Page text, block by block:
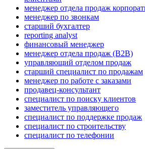
менеджер отдела продаж
менеджер по звонкам
старший бухгалтер
reporting analyst
финансовый менеджер
менеджер отдела продаж (B2B)
управляющий отделом продаж
старший специалист по продажам
менеджер по работе с заказами
продавец-консультант
специалист по поиску клиентов
заместитель управляющего
специалист по поддержке продаж
специалист по строительству
специалист по телефонии